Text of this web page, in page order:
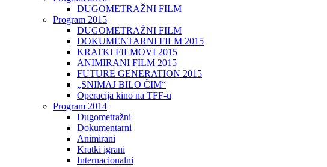
DUGOMETRAŽNI FILM
Program 2015
DUGOMETRAŽNI FILM
DOKUMENTARNI FILM 2015
KRATKI FILMOVI 2015
ANIMIRANI FILM 2015
FUTURE GENERATION 2015
„SNIMAJ BILO ČIM“
Operacija kino na TFF-u
Program 2014
Dugometražni
Dokumentarni
Animirani
Kratki igrani
Internacionalni